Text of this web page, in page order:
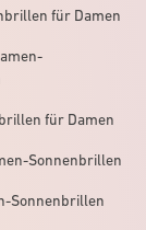
für Damen
für Damen
Sonnenbrillen
Sonnenbrillen